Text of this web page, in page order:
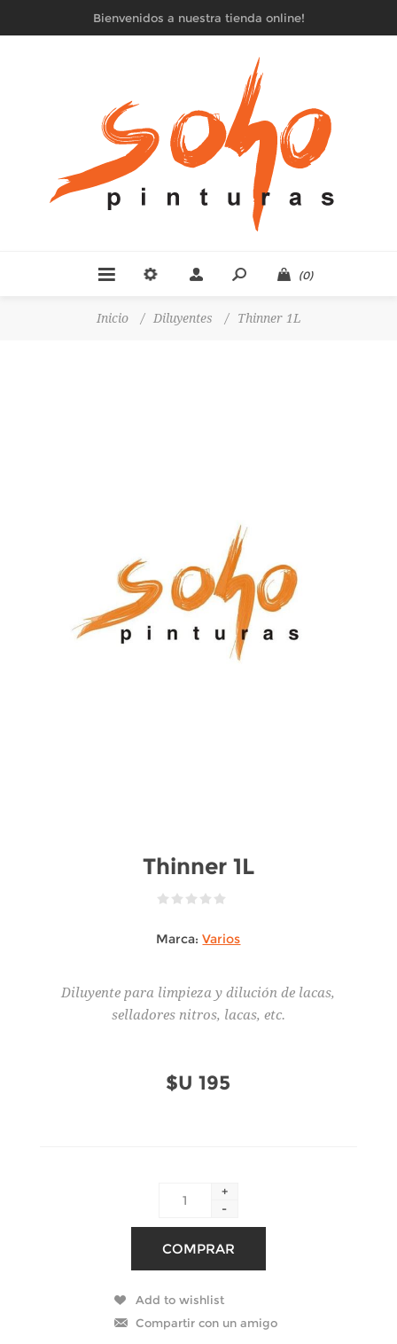
Bienvenidos a nuestra tienda online!
(0)
Inicio / Diluyentes / Thinner 1L
Thinner 1L
Marca: Varios
Diluyente para limpieza y dilución de lacas,
selladores nitros, lacas, etc.
$U 195
+
-